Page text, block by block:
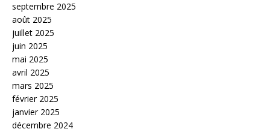
septembre 2025
août 2025
juillet 2025
juin 2025
mai 2025
avril 2025
mars 2025
février 2025
janvier 2025
décembre 2024